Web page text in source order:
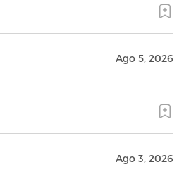
Ago 5, 2026
Ago 3, 2026